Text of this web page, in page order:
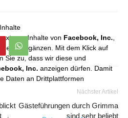
Inhalte von Facebook, Inc.,
ergänzen. Mit dem Klick auf
Sie zu, dass wir diese und
Inc. anzeigen dürfen. Damit
Daten an Drittplattformen
Nächster Artikel
Gästeführungen durch Grimma
sind sehr beliebt